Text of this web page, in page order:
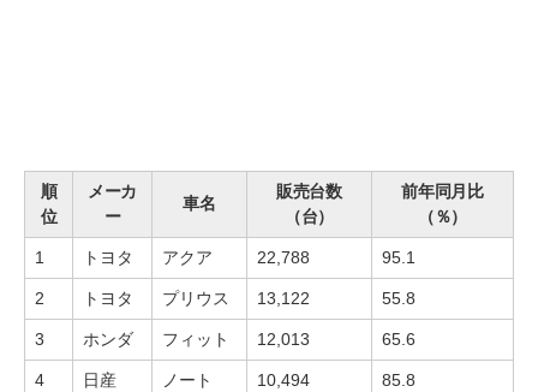
順
位
メーカ
ー
車名
販売台数
（台）
前年同月比
（％）
1 トヨタ アクア 22,788 95.1
2 トヨタ プリウス 13,122 55.8
3 ホンダ フィット 12,013 65.6
4 日産 ノート 10,494 85.8